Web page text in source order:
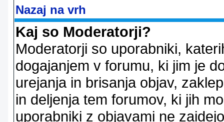
Nazaj na vrh
Kaj so Moderatorji?
Moderatorji so uporabniki,
dogajanjem v forumu, ki jim je
urejanja in brisanja objav,
in deljenja tem forumov, ki jih
uporabniki z objavami ne